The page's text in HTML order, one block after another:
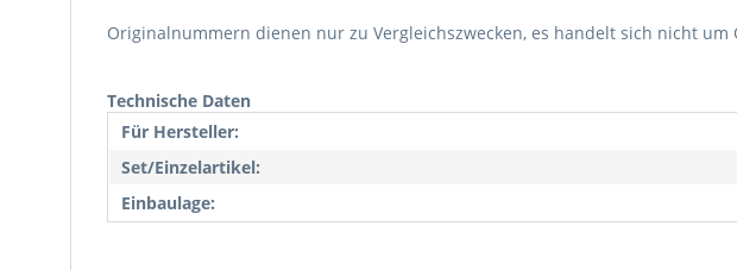
Originalnummern dienen nur zu Vergleichszwecken, es handelt sich nicht um
Technische Daten
Für Hersteller:
Set/Einzelartikel:
Einbaulage: